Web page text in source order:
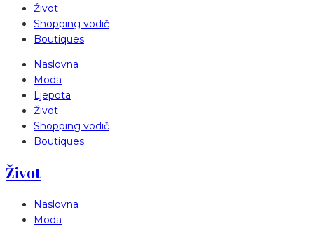
Život
Shopping vodič
Boutiques
Naslovna
Moda
Ljepota
Život
Shopping vodič
Boutiques
Život
Naslovna
Moda